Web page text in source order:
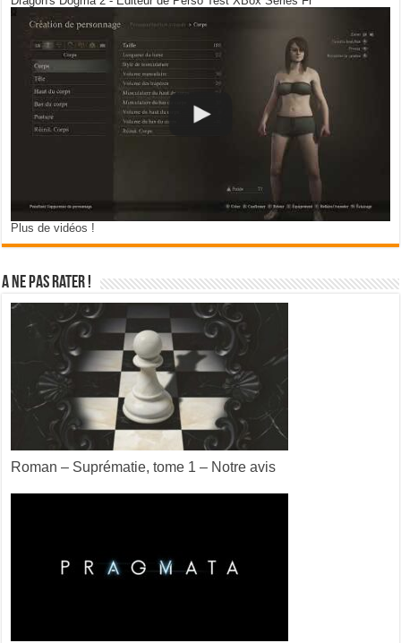
Plus de vidéos !
A ne pas rater !
Roman – Suprématie, tome 1 – Notre avis